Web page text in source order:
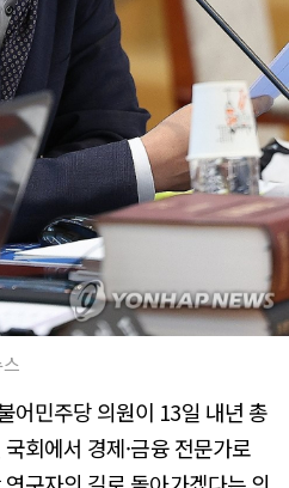
어민주당 의원이 13일 내년 총
회에서 경제·금융 전문가로